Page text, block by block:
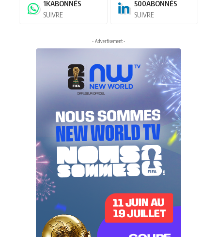
1KABONNÉS
SUIVRE
500ABONNÉS
SUIVRE
- Advertisement -